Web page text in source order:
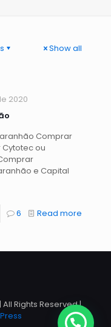
Show all
2020
Comprar
ou
e Capital
6 Read more
| All Rights Reserved |